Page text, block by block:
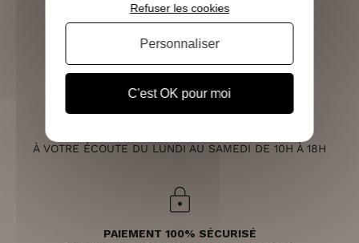
(VOIR LES CONDITIONS)
À VOTRE ÉCOUTE DU LUNDI AU SAMEDI DE 10H À 18H
PAIEMENT 100% SÉCURISÉ
C'est OK pour moi
Refuser les cookies
Personnaliser